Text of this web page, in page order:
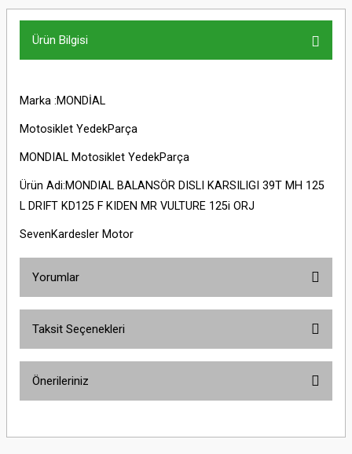
Ürün Bilgisi
Marka :MONDİAL
Motosiklet YedekParça
MONDIAL Motosiklet YedekParça
Ürün Adi:MONDIAL BALANSÖR DISLI KARSILIGI 39T MH 125
L DRIFT KD125 F KIDEN MR VULTURE 125i ORJ
SevenKardesler Motor
Yorumlar
Taksit Seçenekleri
Önerileriniz
yetersiz gördüğünüz noktaları öneri formunu kullanarak tarafımıza